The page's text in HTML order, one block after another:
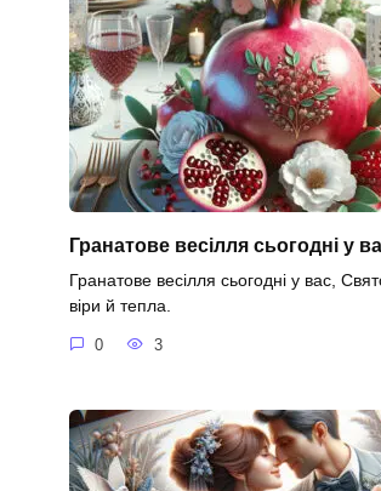
Гранатове весілля сьогодні у
Гранатове весілля сьогодні у вас,
віри й тепла.
0 3